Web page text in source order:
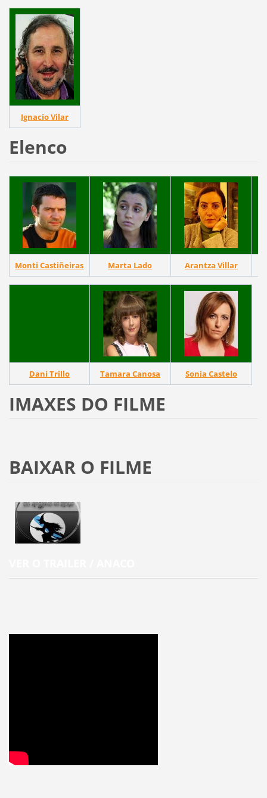
Ignacio Vilar
Elenco
Monti Castiñeiras Marta Lado Arantza Villar
Dani Trillo Tamara Canosa Sonia Castelo
IMAXES DO FILME
BAIXAR O FILME